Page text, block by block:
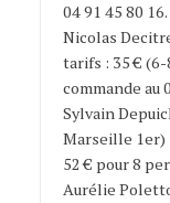
04 91 45 80 16.
Nicolas
tarifs : 35 € (6-
commande au
Sylvain
Marseille 1er)
52 € pour 8
Aurélie